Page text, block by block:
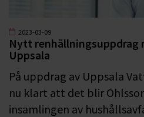
2023-03-09
Nytt renhållningsuppdrag
Uppsala
På uppdrag av Uppsala
nu klart att det blir
insamlingen av